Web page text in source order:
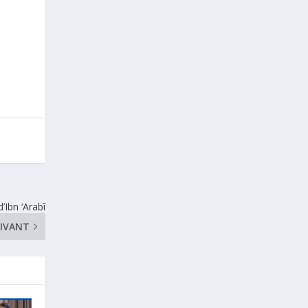
‘Arabî